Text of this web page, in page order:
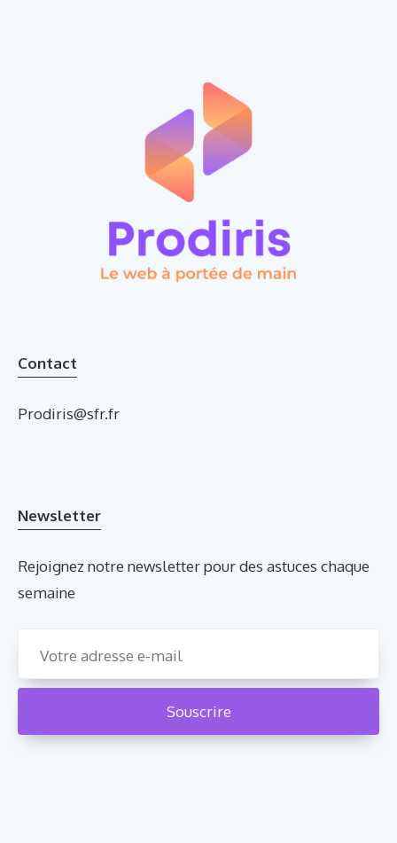
Contact
Prodiris@sfr.fr
Newsletter
Rejoignez notre newsletter pour des astuces chaque
semaine